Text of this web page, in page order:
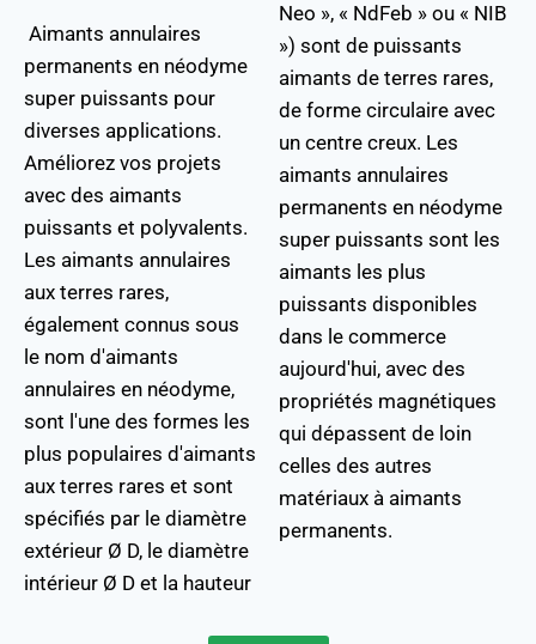
Aimants annulaires
permanents en néodyme
super puissants pour
diverses applications.
Améliorez vos projets
avec des aimants
puissants et polyvalents.
Les aimants annulaires
aux terres rares,
également connus sous
le nom d'aimants
annulaires en néodyme,
sont l'une des formes les
plus populaires d'aimants
aux terres rares et sont
spécifiés par le diamètre
extérieur Ø D, le diamètre
intérieur Ø D et la hauteur
Neo », « NdFeb » ou « NIB
») sont de puissants
aimants de terres rares,
de forme circulaire avec
un centre creux. Les
aimants annulaires
permanents en néodyme
super puissants sont les
aimants les plus
puissants disponibles
dans le commerce
aujourd'hui, avec des
propriétés magnétiques
qui dépassent de loin
celles des autres
matériaux à aimants
permanents.